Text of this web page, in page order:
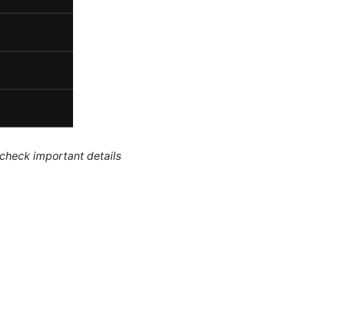
important details